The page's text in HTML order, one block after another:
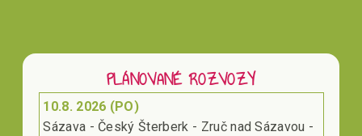
PLÁNOVANÉ ROZVOZY
10.8. 2026 (PO)
Sázava - Český Šterberk - Zruč nad Sázavou -